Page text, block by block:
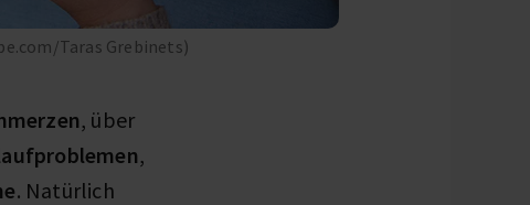
Taras Grebinets)
, über
,
. Natürlich